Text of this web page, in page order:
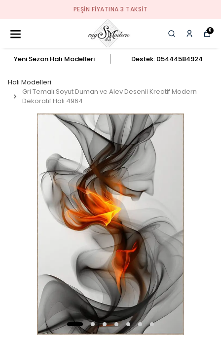
PEŞIN FIYATINA 3 TAKSIT
0
Yeni Sezon Halı Modelleri Destek: 05444584924
Halı Modelleri
Gri Temalı Soyut Duman ve Alev Desenli Kreatif Modern
Dekoratif Halı 4964